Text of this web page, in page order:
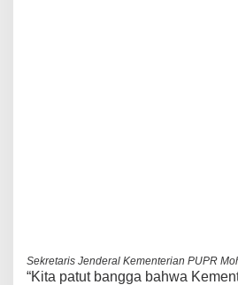
Sekretaris Jenderal Kementerian PUPR
“Kita patut bangga bahwa